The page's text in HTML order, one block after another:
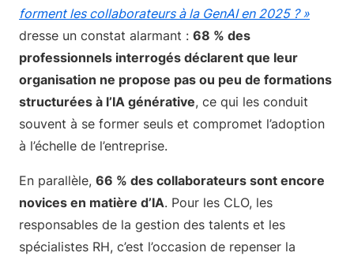
forment les collaborateurs à la GenAI en 2025 ? »
dresse un constat alarmant : 68 % des
professionnels interrogés déclarent que leur
organisation ne propose pas ou peu de formations
structurées à l’IA générative, ce qui les conduit
souvent à se former seuls et compromet l’adoption
à l’échelle de l’entreprise.
En parallèle, 66 % des collaborateurs sont encore
novices en matière d’IA. Pour les CLO, les
responsables de la gestion des talents et les
spécialistes RH, c’est l’occasion de repenser la